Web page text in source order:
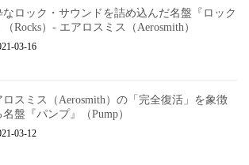
なロック・サウンドを詰め込んだ名盤『ロック
（Rocks）- エアロスミス（Aerosmith）
03-16
ロスミス（Aerosmith）の「完全復活」を象徴
盤『パンプ』（Pump）
03-12